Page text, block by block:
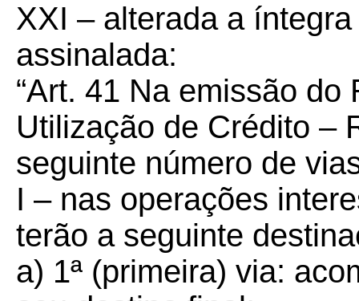
XXI – alterada a
assinalada:
“Art. 41 Na emissão
Utilização de Crédito –
seguinte número de
I – nas operações
terão a seguinte
a) 1ª (primeira) via: